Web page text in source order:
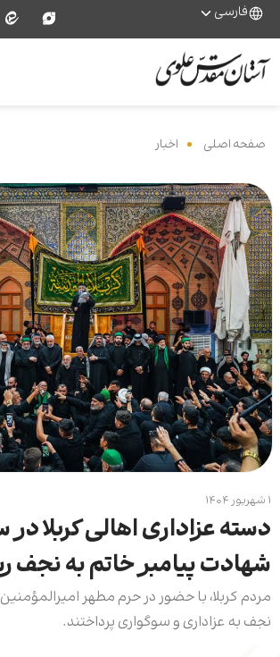
فارسی
صفحه اصلی اخبار
۱ شهریور ۱۴۰۴
دسته عزاداری اهالی کربلا در
شهادت پیامبر خاتم به نجف
مردم کربلا، با‌ حضور در حرم مطهر
نجف به عزاداری و سوگواری پرداختند.